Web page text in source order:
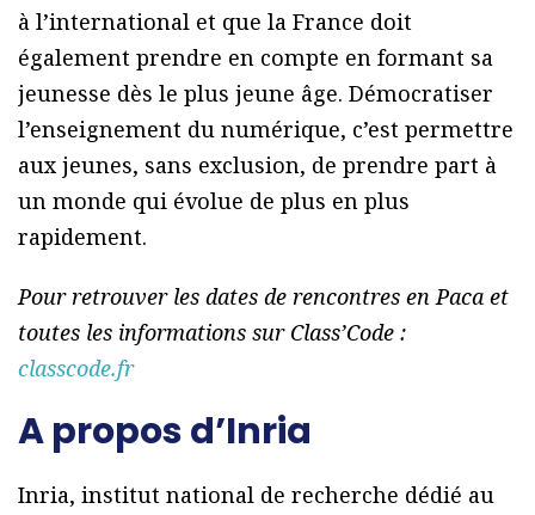
à l’international et que la France doit
également prendre en compte en formant sa
jeunesse dès le plus jeune âge. Démocratiser
l’enseignement du numérique, c’est permettre
aux jeunes, sans exclusion, de prendre part à
un monde qui évolue de plus en plus
rapidement.
Pour retrouver les dates de rencontres en Paca et
toutes les informations sur Class’Code :
classcode.fr
A propos d’Inria
Inria, institut national de recherche dédié au